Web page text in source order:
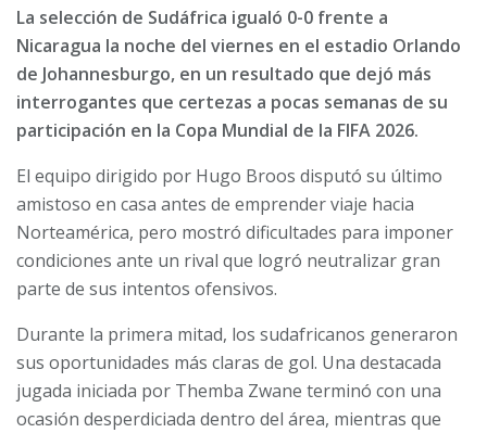
La selección de Sudáfrica igualó 0-0 frente a
Nicaragua la noche del viernes en el estadio Orlando
de Johannesburgo, en un resultado que dejó más
interrogantes que certezas a pocas semanas de su
participación en la Copa Mundial de la FIFA 2026.
El equipo dirigido por Hugo Broos disputó su último
amistoso en casa antes de emprender viaje hacia
Norteamérica, pero mostró dificultades para imponer
condiciones ante un rival que logró neutralizar gran
parte de sus intentos ofensivos.
Durante la primera mitad, los sudafricanos generaron
sus oportunidades más claras de gol. Una destacada
jugada iniciada por Themba Zwane terminó con una
ocasión desperdiciada dentro del área, mientras que